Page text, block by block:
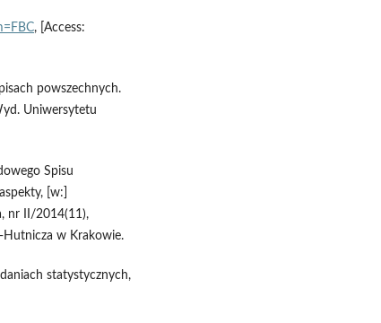
, [Access:
powszechnych.
Uniwersytetu
Spisu
[w:]
nr II/2014(11),
Hutnicza w Krakowie.
statystycznych,